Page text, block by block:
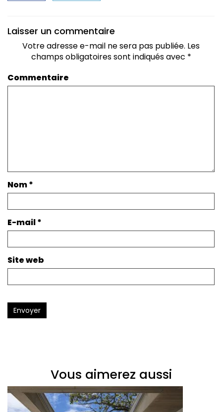
Laisser un commentaire
Votre adresse e-mail ne sera pas publiée. Les
champs obligatoires sont indiqués avec *
Commentaire
Nom*
E-mail*
Site web
Envoyer
Vous aimerez aussi